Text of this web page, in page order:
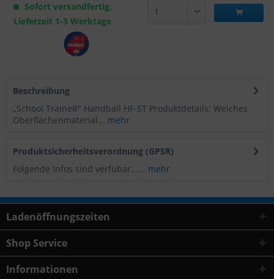
Sofort versandfertig,
Lieferzeit 1-3 Werktage
Beschreibung
„School TraineR" Handball HF-ST Produktdetails: Weiches
Oberflächenmaterial... mehr
Produktsicherheitsverordnung (GPSR)
Folgende Infos sind verfübar...... mehr
Ladenöffnungszeiten
Shop Service
Informationen